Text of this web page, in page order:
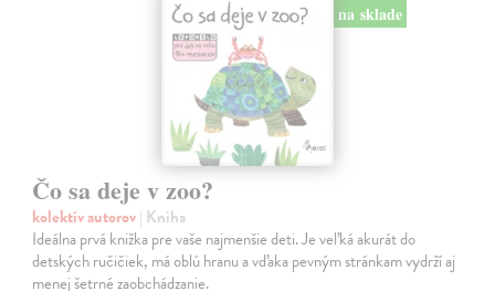
na sklade
Čo sa deje v zoo?
kolektív autorov| Kniha
Ideálna prvá knižka pre vaše najmenšie deti. Je veľká akurát do
detských ručičiek, má oblú hranu a vďaka pevným stránkam vydrží aj
menej šetrné zaobchádzanie.